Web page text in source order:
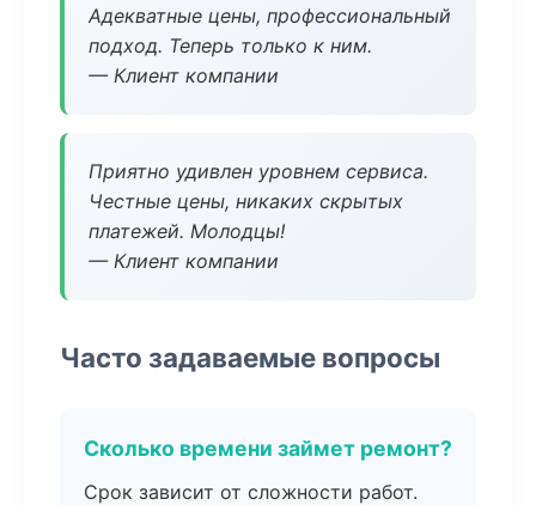
Адекватные цены, профессиональный
подход. Теперь только к ним.
— Клиент компании
Приятно удивлен уровнем сервиса.
Честные цены, никаких скрытых
платежей. Молодцы!
— Клиент компании
Часто задаваемые вопросы
Сколько времени займет ремонт?
Срок зависит от сложности работ.